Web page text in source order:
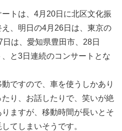
トは、4月20日に北区文化振
、明日の4月26日は、東京の
は、愛知県豊田市、28日
と3日連続のコンサートとな
ですので、車を使うしかあり
り、お話したりで、笑いが絶
ますが、移動時間が長いとそ
てしまいそうです。